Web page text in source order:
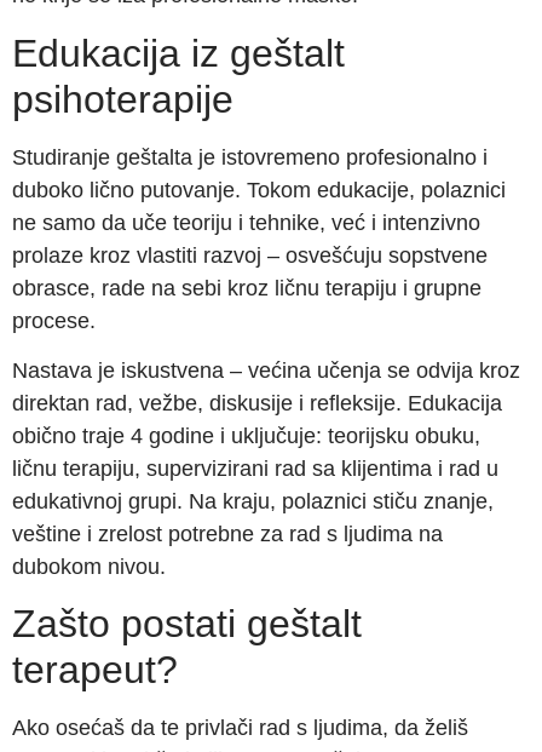
Edukacija iz geštalt
psihoterapije
Studiranje geštalta je istovremeno profesionalno i
duboko lično putovanje. Tokom edukacije, polaznici
ne samo da uče teoriju i tehnike, već i intenzivno
prolaze kroz vlastiti razvoj – osvešćuju sopstvene
obrasce, rade na sebi kroz ličnu terapiju i grupne
procese.
Nastava je iskustvena – većina učenja se odvija kroz
direktan rad, vežbe, diskusije i refleksije. Edukacija
obično traje 4 godine i uključuje: teorijsku obuku,
ličnu terapiju, supervizirani rad sa klijentima i rad u
edukativnoj grupi. Na kraju, polaznici stiču znanje,
veštine i zrelost potrebne za rad s ljudima na
dubokom nivou.
Zašto postati geštalt
terapeut?
Ako osećaš da te privlači rad s ljudima, da želiš